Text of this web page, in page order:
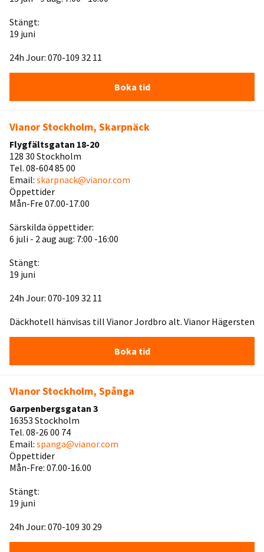
Stängt:
19 juni
24h Jour: 070-109 32 11
Boka tid
Vianor Stockholm, Skarpnäck
Flygfältsgatan 18-20
128 30 Stockholm
Tel. 08-604 85 00
Email: skarpnack@vianor.com
Öppettider
Mån-Fre 07.00-17.00
Särskilda öppettider:
6 juli - 2 aug aug: 7:00 -16:00
Stängt:
19 juni
24h Jour: 070-109 32 11
Däckhotell hänvisas till Vianor Jordbro alt. Vianor Hägersten
Boka tid
Vianor Stockholm, Spånga
Garpenbergsgatan 3
16353 Stockholm
Tel. 08-26 00 74
Email: spanga@vianor.com
Öppettider
Mån-Fre: 07.00-16.00
Stängt:
19 juni
24h Jour: 070-109 30 29